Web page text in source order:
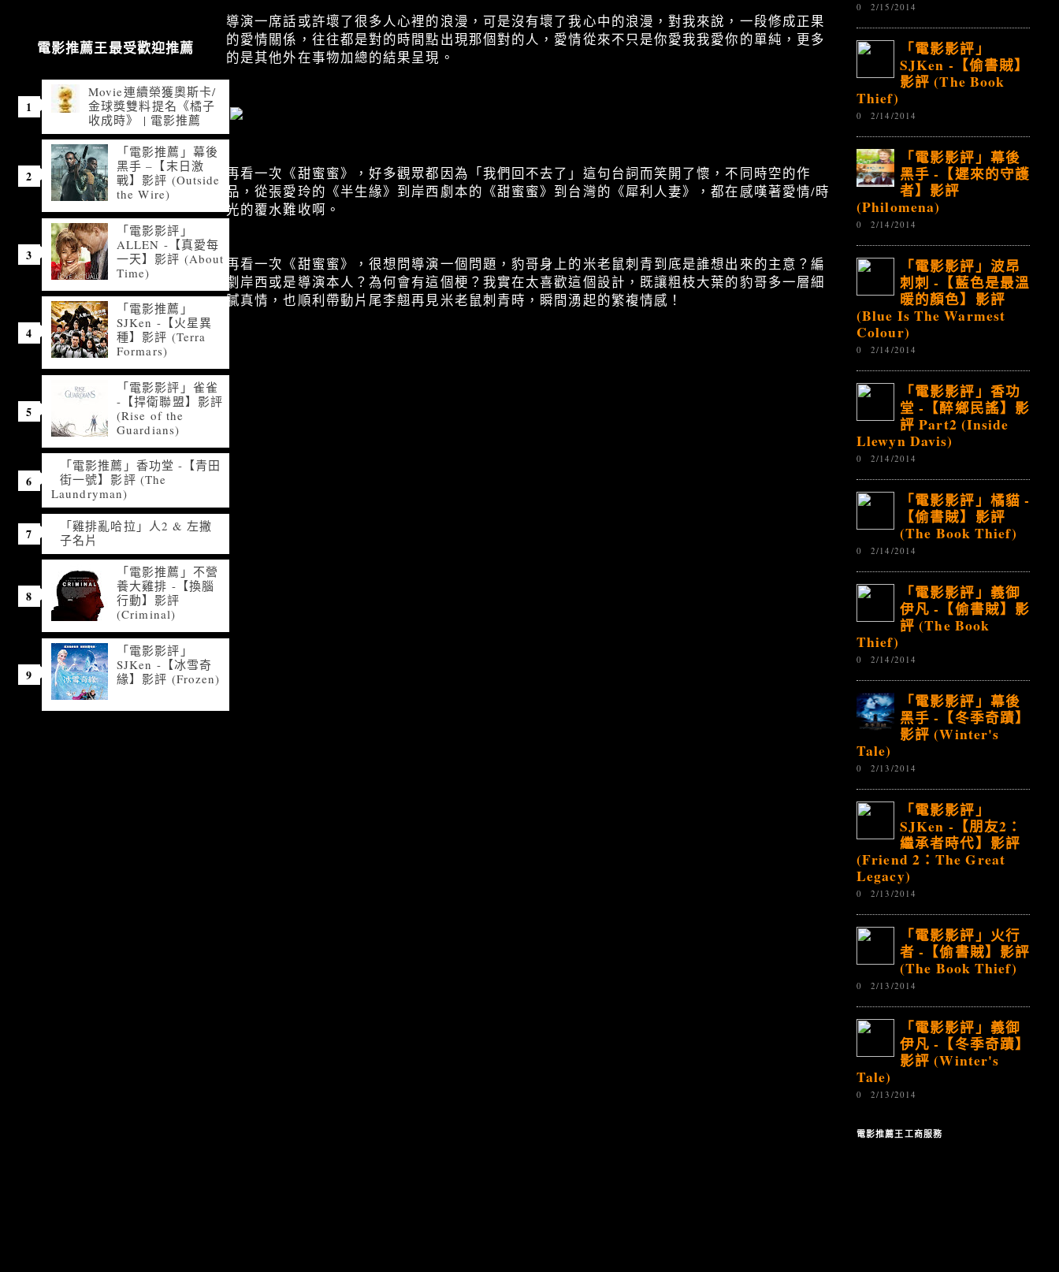
導演一席話或許壞了很多人心裡的浪漫，可是沒有壞了我心中的浪漫，對我來說，一段修成正果
的愛情關係，往往都是對的時間點出現那個對的人，愛情從來不只是你愛我我愛你的單純，更多
的是其他外在事物加總的結果呈現。
再看一次《甜蜜蜜》，好多觀眾都因為「我們回不去了」這句台詞而笑開了懷，不同時空的作
品，從張愛玲的《半生緣》到岸西劇本的《甜蜜蜜》到台灣的《犀利人妻》，都在感嘆著愛情/時
光的覆水難收啊。
再看一次《甜蜜蜜》，很想問導演一個問題，豹哥身上的米老鼠刺青到底是誰想出來的主意？編
劇岸西或是導演本人？為何會有這個梗？我實在太喜歡這個設計，既讓粗枝大葉的豹哥多一層細
膩真情，也順利帶動片尾李翹再見米老鼠刺青時，瞬間湧起的繁複情感！
電影推薦王最受歡迎推薦
Movie連續榮獲奧斯卡/
金球獎雙料提名《橘子
收成時》 | 電影推薦
「電影推薦」幕後
黑手 –【末日激
戰】影評 (Outside
the Wire)
「電影影評」
ALLEN -【真愛每
一天】影評 (About
Time)
「電影推薦」
SJKen -【火星異
種】影評 (Terra
Formars)
「電影影評」雀雀
-【捍衛聯盟】影評
(Rise of the
Guardians)
「電影推薦」香功堂 -【青田
街一號】影評 (The
Laundryman)
「雞排亂哈拉」人2 & 左撇
子名片
「電影推薦」不營
養大雞排 -【換腦
行動】影評
(Criminal)
「電影影評」
SJKen -【冰雪奇
緣】影評 (Frozen)
0 2/15/2014
「電影影評」
SJKen -【偷書賊】
影評 (The Book
Thief)
0 2/14/2014
「電影影評」幕後
黑手 -【遲來的守護
者】影評
(Philomena)
0 2/14/2014
「電影影評」波昂
刺刺 -【藍色是最溫
暖的顏色】影評
(Blue Is The Warmest
Colour)
0 2/14/2014
「電影影評」香功
堂 -【醉鄉民謠】影
評 Part2 (Inside
Llewyn Davis)
0 2/14/2014
「電影影評」橘貓 -
【偷書賊】影評
(The Book Thief)
0 2/14/2014
「電影影評」義御
伊凡 -【偷書賊】影
評 (The Book
Thief)
0 2/14/2014
「電影影評」幕後
黑手 -【冬季奇蹟】
影評 (Winter's
Tale)
0 2/13/2014
「電影影評」
SJKen -【朋友2：
繼承者時代】影評
(Friend 2：The Great
Legacy)
0 2/13/2014
「電影影評」火行
者 -【偷書賊】影評
(The Book Thief)
0 2/13/2014
「電影影評」義御
伊凡 -【冬季奇蹟】
影評 (Winter's
Tale)
0 2/13/2014
電影推薦王工商服務